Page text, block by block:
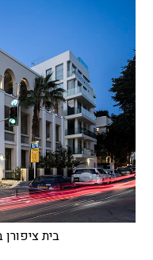
בית